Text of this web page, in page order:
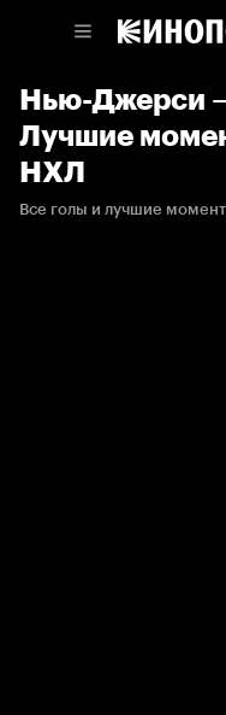
Нью-Джерси
Лучшие
НХЛ